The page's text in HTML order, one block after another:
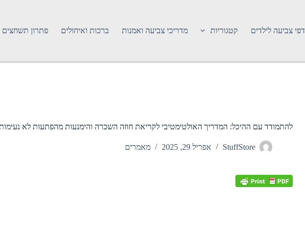
דפי צביעה לילדים קטגוריות מדריכי צביעה ואמנות ברכות ואיחולים פתרון תשחצים
להתמודד עם ההיכל: המדריך האולטימטיבי לקריאת חוזה השכרה והימנעות מהפתעות לא
StuffStore אפריל 29, 2025 מאמרים